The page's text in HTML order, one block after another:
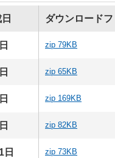
ダウンロード
zip 79KB
zip 65KB
zip 169KB
zip 82KB
日 zip 73KB